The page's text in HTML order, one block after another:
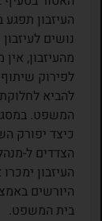
העיזבון
נושים
מהעיזבון,
לפירוק
להביא
המשפט.
כיצד יפורק
הצדדים ל-
העיזבון
היורשים
בית המשפט.